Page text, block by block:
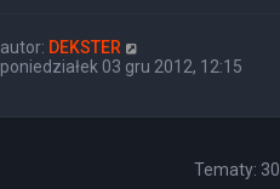
autor: DEKSTER
poniedziałek 03 gru 2012, 12:15
Tematy: 30